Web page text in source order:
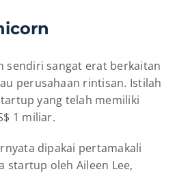
sendiri sangat erat berkaitan
perusahaan rintisan. Istilah
yang telah memiliki
1 miliar.
dipakai pertamakali
startup oleh Aileen Lee,